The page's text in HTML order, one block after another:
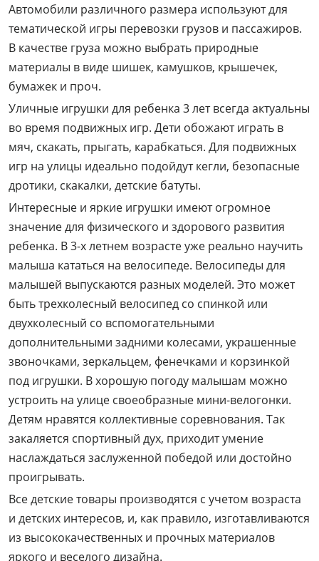
Автомобили различного размера используют для
тематической игры перевозки грузов и пассажиров.
В качестве груза можно выбрать природные
материалы в виде шишек, камушков, крышечек,
бумажек и проч.
Уличные игрушки для ребенка 3 лет всегда актуальны
во время подвижных игр. Дети обожают играть в
мяч, скакать, прыгать, карабкаться. Для подвижных
игр на улицы идеально подойдут кегли, безопасные
дротики, скакалки, детские батуты.
Интересные и яркие игрушки имеют огромное
значение для физического и здорового развития
ребенка. В 3-х летнем возрасте уже реально научить
малыша кататься на велосипеде. Велосипеды для
малышей выпускаются разных моделей. Это может
быть трехколесный велосипед со спинкой или
двухколесный со вспомогательными
дополнительными задними колесами, украшенные
звоночками, зеркальцем, фенечками и корзинкой
под игрушки. В хорошую погоду малышам можно
устроить на улице своеобразные мини-велогонки.
Детям нравятся коллективные соревнования. Так
закаляется спортивный дух, приходит умение
наслаждаться заслуженной победой или достойно
проигрывать.
Все детские товары производятся с учетом возраста
и детских интересов, и, как правило, изготавливаются
из высококачественных и прочных материалов
яркого и веселого дизайна.